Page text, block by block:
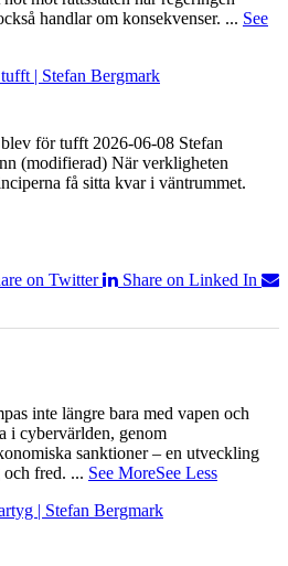
handlar om konsekvenser. ... See
| Stefan Bergmark
för tufft 2026-06-08 Stefan
(modifierad) När verkligheten
få sitta kvar i väntrummet.
on Twitter
Share on Linked In
inte längre bara med vapen och
i cybervärlden, genom
sanktioner – en utveckling
och fred. ... See MoreSee Less
| Stefan Bergmark